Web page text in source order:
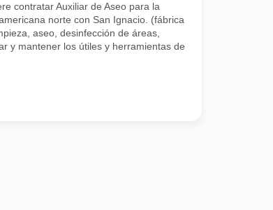
contratar Auxiliar de Aseo para la
norte con San Ignacio. (fábrica
aseo, desinfección de áreas,
y mantener los útiles y herramientas de